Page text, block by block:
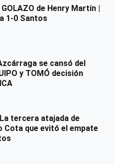
GOLAZO de Henry Martín |
1-0 Santos
se cansó del
y TOMÓ decisión
La tercera atajada de
Cota que evitó el empate